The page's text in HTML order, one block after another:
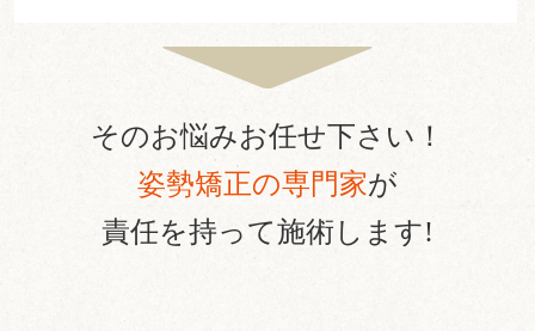
そのお悩みお任せ下さい！
姿勢矯正の専門家が
責任を持って施術します!